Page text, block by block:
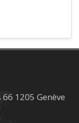
1205 Genève